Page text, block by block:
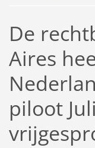
De
Aires
piloot